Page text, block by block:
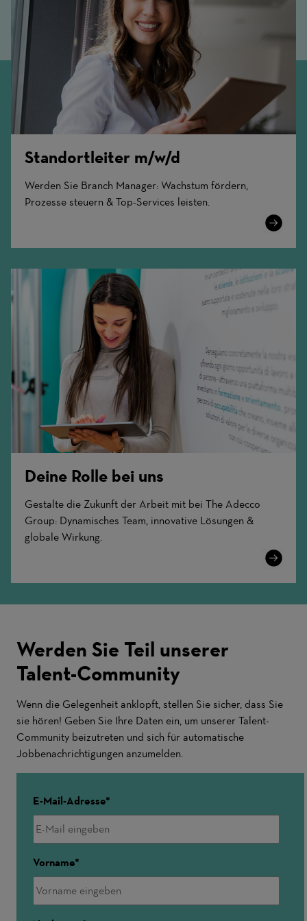
Standortleiter m/w/d
Werden Sie Branch Manager: Wachstum fördern,
Prozesse steuern & Top-Services leisten.
Learn
Deine Rolle bei uns
Gestalte die Zukunft der Arbeit mit bei The Adecco
Group: Dynamisches Team, innovative Lösungen &
globale Wirkung.
Learn
Werden Sie Teil unserer
Talent-Community
Wenn die Gelegenheit anklopft, stellen Sie sicher, dass Sie
sie hören! Geben Sie Ihre Daten ein, um unserer Talent-
Community beizutreten und sich für automatische
Jobbenachrichtigungen anzumelden.
E-Mail-Adresse
Vorname